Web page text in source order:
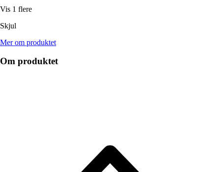
Vis 1 flere
Skjul
Mer om produktet
Om produktet